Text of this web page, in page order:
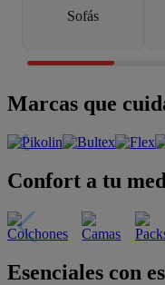
Sofás
Marcas que
Confort a tu
Esenciales con